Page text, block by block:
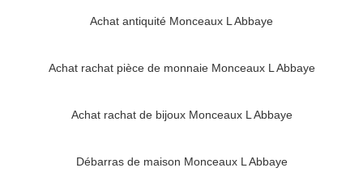
Achat antiquité Monceaux L Abbaye
Achat rachat pièce de monnaie Monceaux L Abbaye
Achat rachat de bijoux Monceaux L Abbaye
Débarras de maison Monceaux L Abbaye